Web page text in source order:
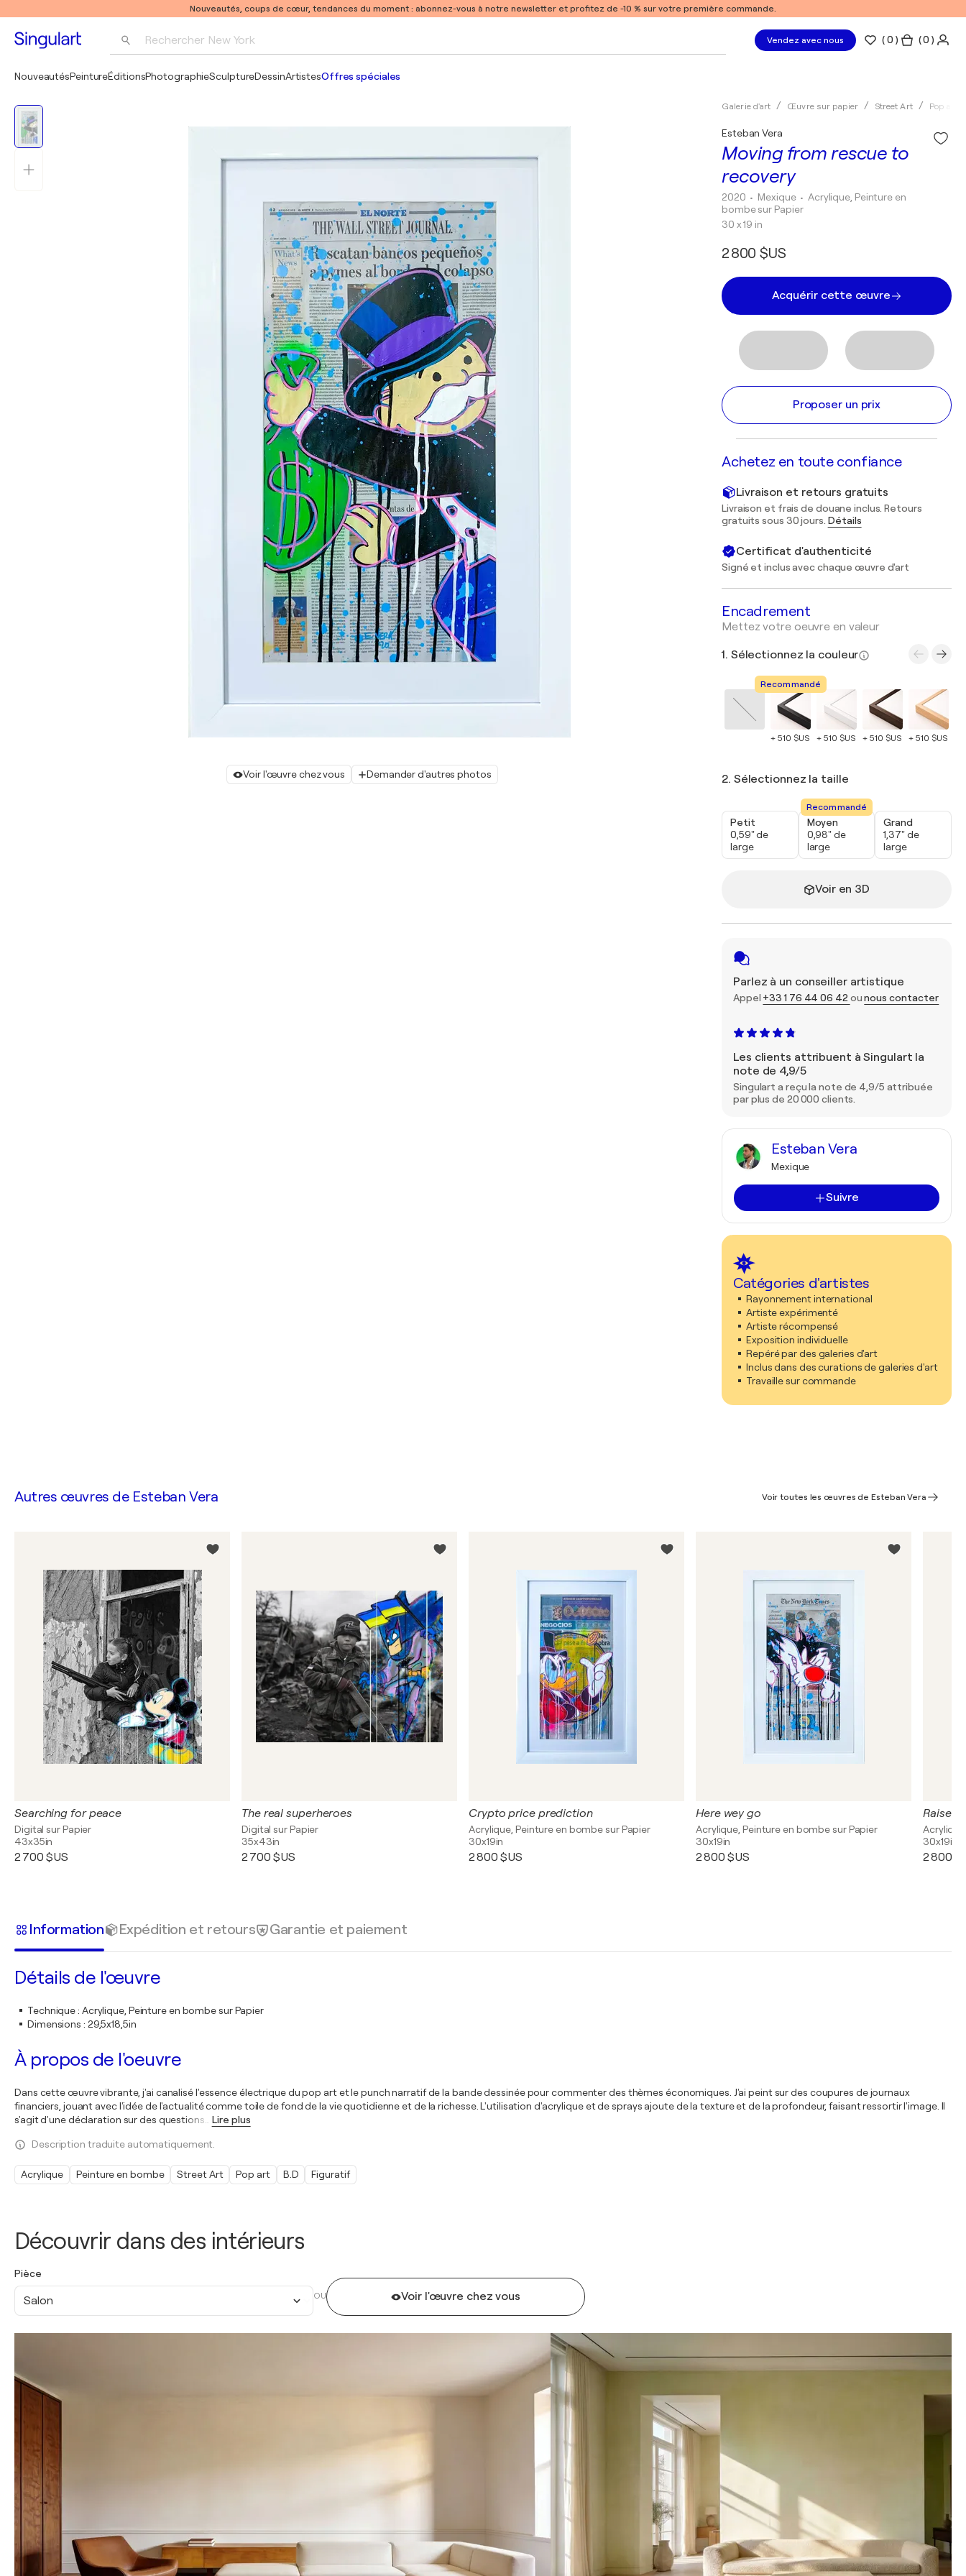
Nouveautés, coups de cœur, tendances du moment : abonnez-vous à notre newsletter et profitez de -10 % sur votre première commande.
Rechercher New York Vendez avec nous (0 ) ( 0 )
NouveautésPeintureÉditionsPhotographieSculptureDessinArtistesOffres spéciales
Voir l'œuvre chez vous Demander d'autres photos
Galerie d'art Œuvre sur papier Street Art Pop art
Moving from rescue to
recovery
Esteban Vera
2020 • Mexique • Acrylique, Peinture en
bombe sur Papier
30 x 19 in
2 800 $US
Acquérir cette œuvre
Proposer un prix
Achetez en toute confiance
Livraison et retours gratuits
Livraison et frais de douane inclus. Retours
gratuits sous 30 jours. Détails
Certificat d'authenticité
Signé et inclus avec chaque œuvre d'art
Encadrement
Mettez votre oeuvre en valeur
1. Sélectionnez la couleur
Recommandé
+ 510 $US + 510 $US + 510 $US + 510 $US
2. Sélectionnez la taille
Petit
0,59" de
large
Recommandé
Moyen
0,98" de
large
Grand
1,37" de
large
Voir en 3D
Parlez à un conseiller artistique
Appel +33 1 76 44 06 42 ounous contacter
Les clients attribuent à Singulart la
note de 4,9/5
Singulart a reçu la note de 4,9/5 attribuée
par plus de 20 000 clients.
Esteban Vera
Mexique
Suivre
Catégories d'artistes
Rayonnement international
Artiste expérimenté
Artiste récompensé
Exposition individuelle
Repéré par des galeries d'art
Inclus dans des curations de galeries d'art
Travaille sur commande
Découvrir dans des intérieurs
Pièce
Salon OU Voir l'œuvre chez vous
Autres œuvres de Esteban Vera Voir toutes les œuvres de Esteban Vera
Searching for peace
Digital sur Papier
43x35in
2 700 $US
The real superheroes
Digital sur Papier
35x43in
2 700 $US
Crypto price prediction
Acrylique, Peinture en bombe sur Papier
30x19in
2 800 $US
Here wey go
Acrylique, Peinture en bombe sur Papier
30x19in
2 800 $US
Raise
30x19in
2 800
Information Expédition et retours Garantie et paiement
Détails de l'œuvre
Technique: Acrylique, Peinture en bombe sur Papier
Dimensions : 29,5x18,5in
À propos de l'oeuvre
Dans cette œuvre vibrante, j'ai canalisé l'essence électrique du pop art et le punch narratif de la bande dessinée pour commenter des thèmes économiques. J'ai peint sur des coupures de journaux
financiers, jouant avec l'idée de l'actualité comme toile de fond de la vie quotidienne et de la richesse. L'utilisation d'acrylique et de sprays ajoute de la texture et de la profondeur, faisant ressortir l'image. Il
s'agit d'une déclaration sur des questions
Lire plus
Description traduite automatiquement.
Acrylique Peinture en bombe Street Art Pop art B.D Figuratif